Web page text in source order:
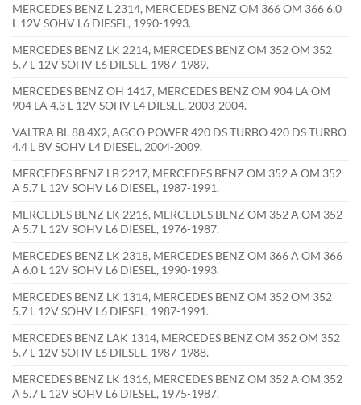
MERCEDES BENZ L 2314, MERCEDES BENZ OM 366 OM 366 6.0
L 12V SOHV L6 DIESEL, 1990-1993.
MERCEDES BENZ LK 2214, MERCEDES BENZ OM 352 OM 352
5.7 L 12V SOHV L6 DIESEL, 1987-1989.
MERCEDES BENZ OH 1417, MERCEDES BENZ OM 904 LA OM
904 LA 4.3 L 12V SOHV L4 DIESEL, 2003-2004.
VALTRA BL 88 4X2, AGCO POWER 420 DS TURBO 420 DS TURBO
4.4 L 8V SOHV L4 DIESEL, 2004-2009.
MERCEDES BENZ LB 2217, MERCEDES BENZ OM 352 A OM 352
A 5.7 L 12V SOHV L6 DIESEL, 1987-1991.
MERCEDES BENZ LK 2216, MERCEDES BENZ OM 352 A OM 352
A 5.7 L 12V SOHV L6 DIESEL, 1976-1987.
MERCEDES BENZ LK 2318, MERCEDES BENZ OM 366 A OM 366
A 6.0 L 12V SOHV L6 DIESEL, 1990-1993.
MERCEDES BENZ LK 1314, MERCEDES BENZ OM 352 OM 352
5.7 L 12V SOHV L6 DIESEL, 1987-1991.
MERCEDES BENZ LAK 1314, MERCEDES BENZ OM 352 OM 352
5.7 L 12V SOHV L6 DIESEL, 1987-1988.
MERCEDES BENZ LK 1316, MERCEDES BENZ OM 352 A OM 352
A 5.7 L 12V SOHV L6 DIESEL, 1975-1987.